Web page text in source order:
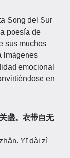
Song del Sur
poesía de
sus muchos
imágenes
emocional
en
盏。衣带自无
Yī dài zì